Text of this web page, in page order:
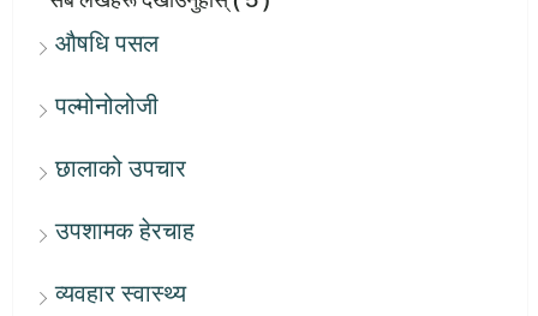
औषधि पसल
पल्मोनोलोजी
छालाको उपचार
उपशामक हेरचाह
व्यवहार स्वास्थ्य